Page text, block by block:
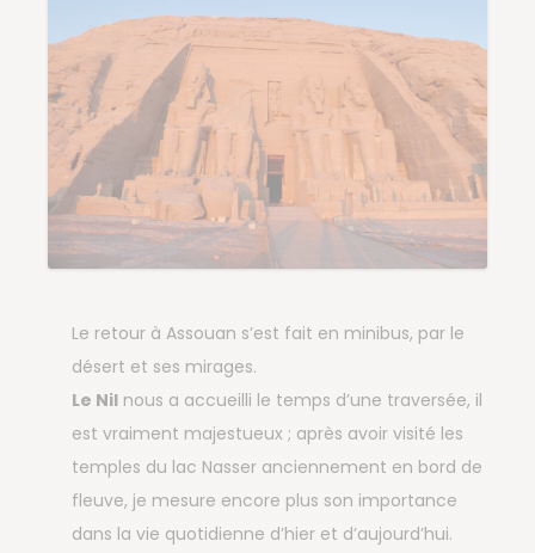
Le retour à Assouan s’est fait en minibus, par le
désert et ses mirages.
Le Nil nous a accueilli le temps d’une traversée, il
est vraiment majestueux ; après avoir visité les
temples du lac Nasser anciennement en bord de
fleuve, je mesure encore plus son importance
dans la vie quotidienne d’hier et d’aujourd’hui.